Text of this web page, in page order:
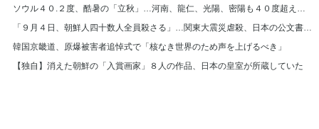
「９月４日、朝鮮人四十数人全員殺さる」…関東大震災虐殺、日本の公文書また見つかる
韓国京畿道、原爆被害者追悼式で「核なき世界のため声を上げるべき」
【独自】消えた朝鮮の「入賞画家」８人の作品、日本の皇室が所蔵していた